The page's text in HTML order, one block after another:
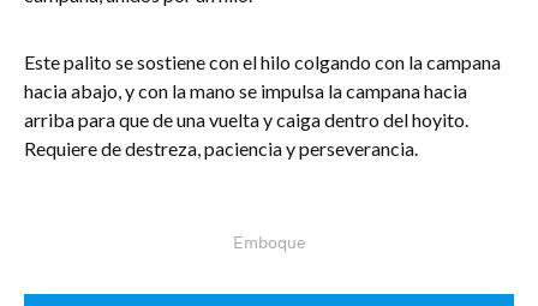
Este palito se sostiene con el hilo colgando con la campana
hacia abajo, y con la mano se impulsa la campana hacia
arriba para que de una vuelta y caiga dentro del hoyito.
Requiere de destreza, paciencia y perseverancia.
Emboque